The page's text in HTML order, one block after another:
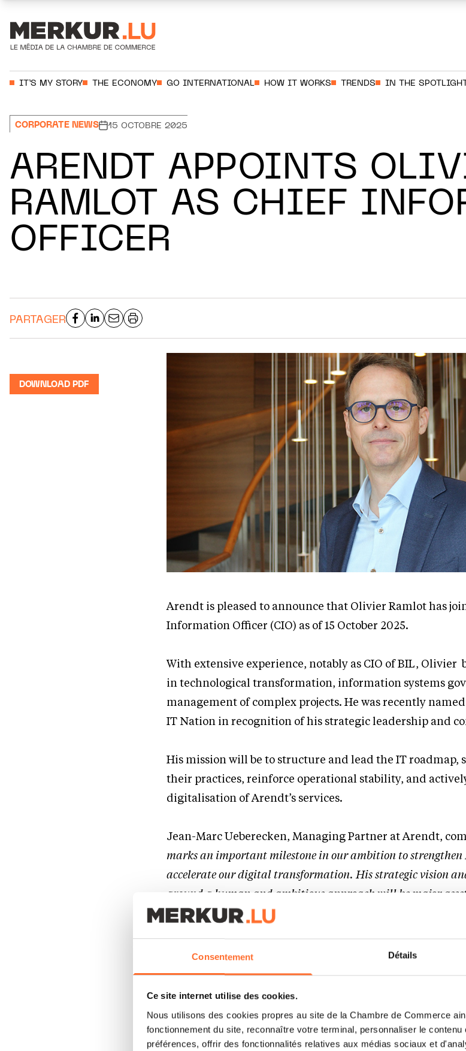
Consentement Détails
Ce site internet utilise des cookies.
Nous utilisons des cookies propres au site de la Chambre de Commerce
fonctionnement du site, reconnaître votre terminal, personnaliser le
préférences, offrir des fonctionnalités relatives aux médias sociaux et
IT’S MY STORY THE ECONOMY GO INTERNATIONAL HOW IT WORKS TRENDS IN THE SPOTLIGHT
CORPORATE NEWS 15 OCTOBRE 2025
ARENDT APPOINTS
RAMLOT AS CHIEF
OFFICER
PARTAGER
DOWNLOAD PDF
Arendt is pleased to announce that Olivier Ramlot has
Information Officer (CIO) as of 15 October 2025.
With extensive experience, notably as CIO of BIL,
in technological transformation, information systems
management of complex projects. He was recently
IT Nation in recognition of his strategic leadership and
His mission will be to structure and lead the IT roadmap,
their practices, reinforce operational stability, and
digitalisation of Arendt’s services.
Jean-Marc Ueberecken, Managing Partner at Arendt,
marks an important milestone in our ambition to strengthen
accelerate our digital transformation. His strategic vision
around a human and ambitious approach will be major
forward to working with the teams to strengthen the
systems and to accelerate digital transformation for the
Olivier Ramlot.